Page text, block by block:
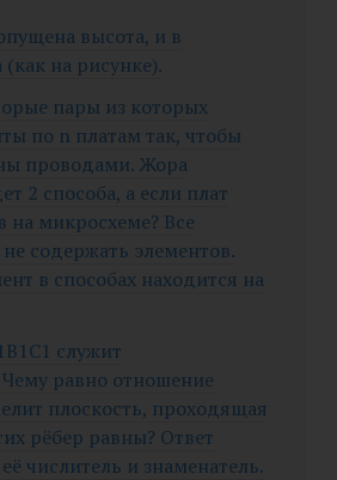
высота, и в
на рисунке).
пары из которых
по n платам так, чтобы
проводами. Жора
2 способа, а если плат
на микросхеме? Все
содержать элементов.
в способах находится на
служит
равно отношение
плоскость, проходящая
рёбер равны? Ответ
числитель и знаменатель.